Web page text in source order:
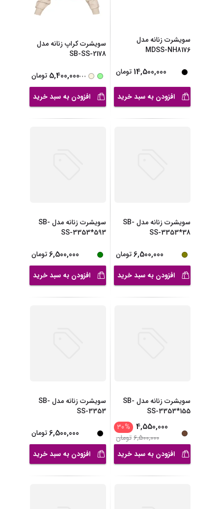
سویشرت زنانه مدل
MDSS-NH8176
14,500,000 تومان
افزودن به سبد خرید
سویشرت کراپ زنانه مدل
SB-SS-2178
...
5,400,000 تومان
افزودن به سبد خرید
سویشرت زنانه مدل SB-
SS-3353*38
6,500,000تومان
افزودن به سبد خرید
سویشرت زنانه مدل SB-
SS-3353*593
6,500,000تومان
افزودن به سبد خرید
سویشرت زنانه مدل SB-
SS-3353*155
4,550,000
%
30
6,500,000تومان
افزودن به سبد خرید
سویشرت زنانه مدل SB-
SS-3353
6,500,000تومان
افزودن به سبد خرید